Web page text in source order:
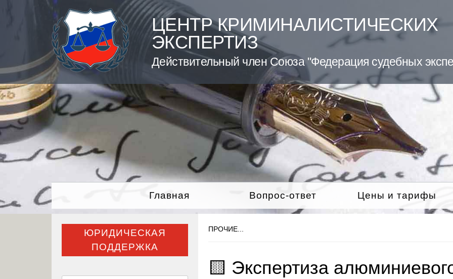
ЦЕНТР КРИМИНАЛИСТИЧЕСКИХ
ЭКСПЕРТИЗ
Действительный член Союза "Федерация судебных
Главная Вопрос-ответ Цены и тарифы
ПРОЧИЕ...
🟨 Экспертиза
ЮРИДИЧЕСКАЯ
ПОДДЕРЖКА